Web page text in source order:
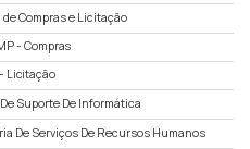
de Compras e Licitação
- Compras
Licitação
Suporte De Informática
De Serviços De Recursos Humanos